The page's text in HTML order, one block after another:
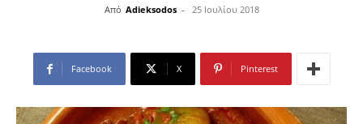
Από Adieksodos - 25 Ιουλίου 2018
Facebook X Pinterest